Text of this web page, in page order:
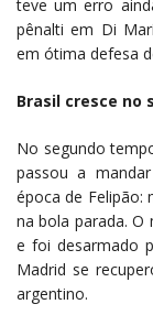
teve um erro
pênalti em Di
em ótima defesa
Brasil cresce no
No segundo
passou a
época de Felipão:
na bola parada.
e foi desarmado
Madrid se
argentino.